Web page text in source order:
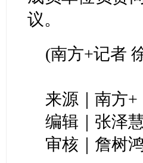
议。
(南方+记者
来源｜南方+
编辑｜张泽
审核｜詹树